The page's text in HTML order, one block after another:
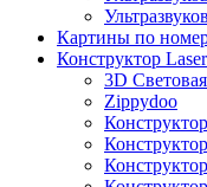
Картины по
Конструктор
3D
Zippydoo